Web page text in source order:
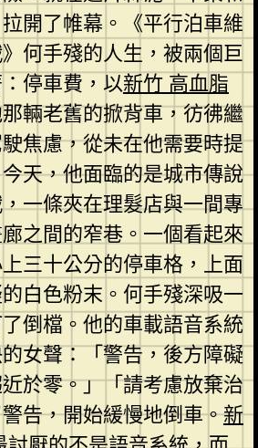
開了帷幕。《平行泊車維
何手殘的人生，被兩個巨
停車費，以新竹 高血脂
輛老舊的掀背車，彷彿繼
焦慮，從未在他需要時提
天，他面臨的是城市傳說
一條夾在理髮店與一間專
之間的窄巷。一個看起來
三十公分的停車格，上面
白色粉末。何手殘深吸一
倒檔。他的車載語音系統
女聲：「警告，後方障礙
於零。」「請考慮放棄治
告，開始緩慢地倒車。新